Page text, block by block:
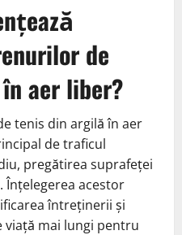
de
aer liber?
tenis din argilă în aer
de traficul
pregătirea suprafeței
acestor
întreținerii și
viață mai lungi pentru